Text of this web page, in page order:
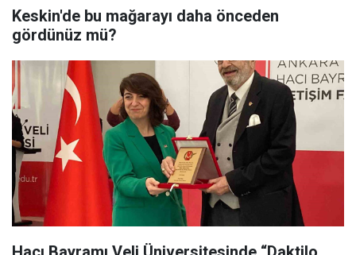
Keskin'de bu mağarayı daha önceden
gördünüz mü?